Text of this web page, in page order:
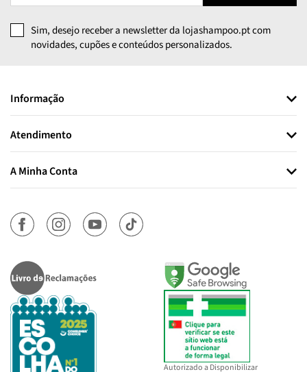
Sim, desejo receber a newsletter da lojashampoo.pt com
novidades, cupões e conteúdos personalizados.
Informação
Atendimento
A Minha Conta
Autorizado a Disponibilizar